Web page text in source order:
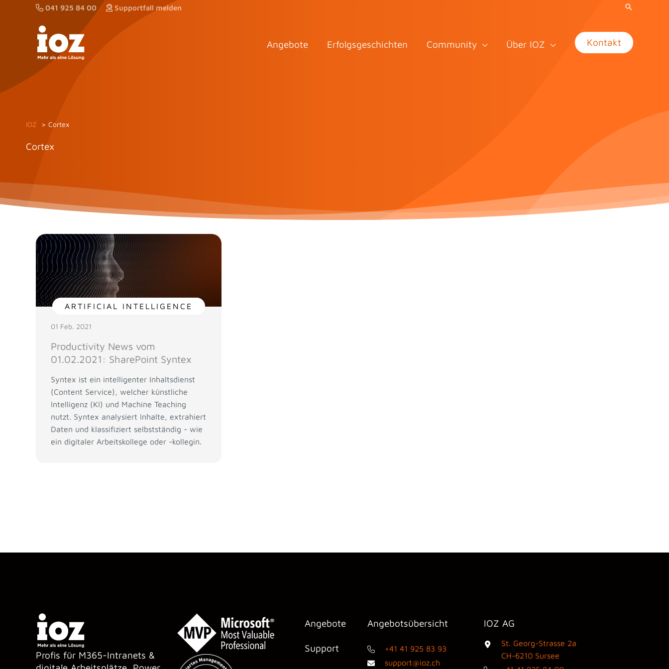
041 925 84 00 Supportfall melden
Angebote Erfolgsgeschichten Community Über IOZ Kontakt
IOZ Cortex
Cortex
ARTIFICIAL INTELLIGENCE
01 Feb. 2021
Productivity News vom
01.02.2021: SharePoint Syntex
Syntex ist ein intelligenter Inhaltsdienst
(Content Service), welcher künstliche
Intelligenz (KI) und Machine Teaching
nutzt. Syntex analysiert Inhalte, extrahiert
Daten und klassifiziert selbstständig - wie
ein digitaler Arbeitskollege oder -kollegin.
Profis für M365-Intranets &
Angebote Angebotsübersicht
Support
+41 41 925 83 93
support@ioz.ch
IOZ AG
St. Georg-Strasse 2a
CH-6210 Sursee